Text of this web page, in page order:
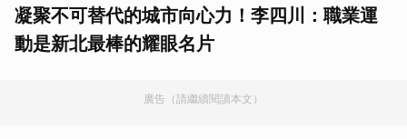
凝聚不可替代的城市向心力！李四川：職業運
動是新北最棒的耀眼名片
廣告（請繼續閱讀本文）